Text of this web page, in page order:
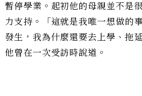
暫停學業。起初他的母親並不是
力支持。「這就是我唯一想做的
發生，我為什麼還要去上學、拖
他曾在一次受訪時說道。